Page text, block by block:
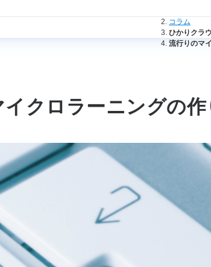
コラム
ひかりクラ
流行りのマ
クロラーニングの